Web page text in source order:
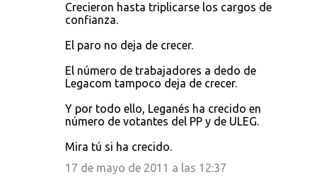
Crecieron hasta triplicarse los cargos de
confianza.
El paro no deja de crecer.
El número de trabajadores a dedo de
Legacom tampoco deja de crecer.
Y por todo ello, Leganés ha crecido en
número de votantes del PP y de ULEG.
Mira tú si ha crecido.
17 de mayo de 2011 a las 12:37